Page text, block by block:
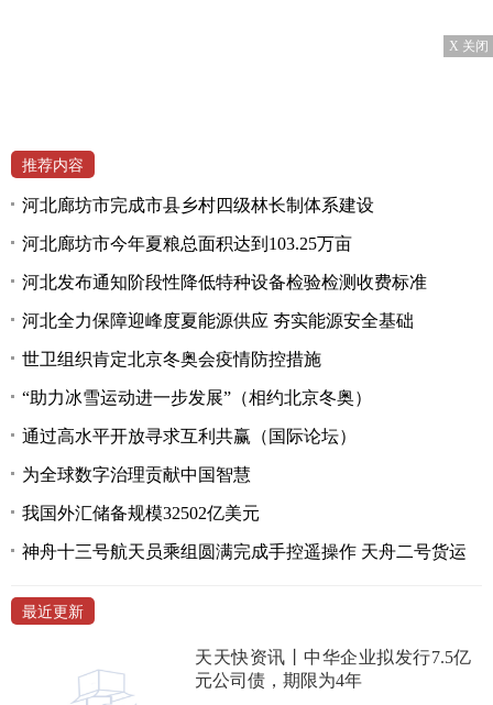
X 关闭
推荐内容
河北廊坊市完成市县乡村四级林长制体系建设
河北廊坊市今年夏粮总面积达到103.25万亩
河北发布通知阶段性降低特种设备检验检测收费标准
河北全力保障迎峰度夏能源供应 夯实能源安全基础
世卫组织肯定北京冬奥会疫情防控措施
“助力冰雪运动进一步发展”（相约北京冬奥）
通过高水平开放寻求互利共赢（国际论坛）
为全球数字治理贡献中国智慧
我国外汇储备规模32502亿美元
神舟十三号航天员乘组圆满完成手控遥操作 天舟二号货运
最近更新
天天快资讯丨中华企业拟发行7.5亿
元公司债，期限为4年